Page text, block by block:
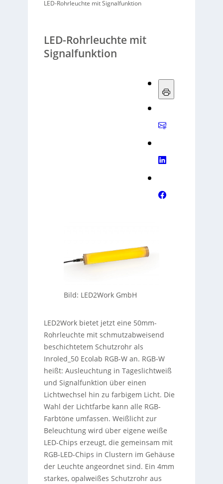
LED-Rohrleuchte mit Signalfunktion
LED-Rohrleuchte mit
Signalfunktion
Bild: LED2Work GmbH
LED2Work bietet jetzt eine 50mm-
Rohrleuchte mit schmutzabweisend
beschichtetem Schutzrohr als
Inroled_50 Ecolab RGB-W an. RGB-W
heißt: Ausleuchtung in Tageslichtweiß
und Signalfunktion über einen
Lichtwechsel hin zu farbigem Licht. Die
Wahl der Lichtfarbe kann alle RGB-
Farbtöne umfassen. Weißlicht zur
Beleuchtung wird über eigene weiße
LED-Chips erzeugt, die gemeinsam mit
RGB-LED-Chips in Clustern im Gehäuse
der Leuchte angeordnet sind. Ein 4mm
starkes, opalweißes Schutzrohr aus